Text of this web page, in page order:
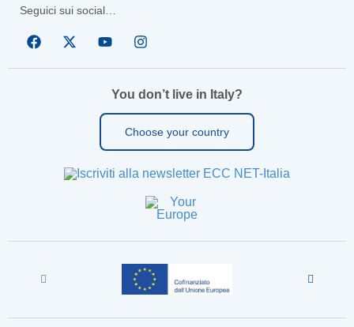
Seguici sui social…
You don’t live in Italy?
Choose your country